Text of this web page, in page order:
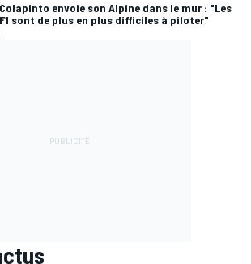
Colapinto envoie son Alpine dans le mur : "Les
F1 sont de plus en plus difficiles à piloter"